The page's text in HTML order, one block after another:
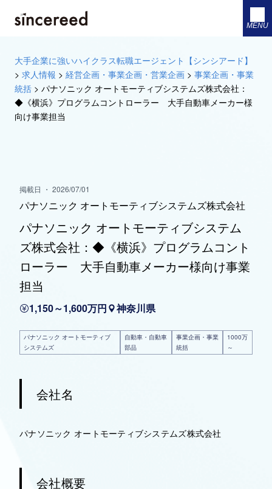
MENU
大手企業に強いハイクラス転職エージェント【シンシアード】
> 求人情報 > 経営企画・事業企画・営業企画 > 事業企画・事業
統括 > パナソニック オートモーティブシステムズ株式会社：
◆《横浜》プログラムコントローラー 大手自動車メーカー様
向け事業担当
掲載日 ・ 2026/07/01
パナソニック オートモーティブシステムズ株式会社
パナソニック オートモーティブシステム
ズ株式会社：◆《横浜》プログラムコント
ローラー 大手自動車メーカー様向け事業
担当
1,150～1,600万円 神奈川県
パナソニック オートモーティブ
システムズ
自動車・自動車
部品
事業企画・事業
統括
1000万
～
会社名
パナソニック オートモーティブシステムズ株式会社
会社概要